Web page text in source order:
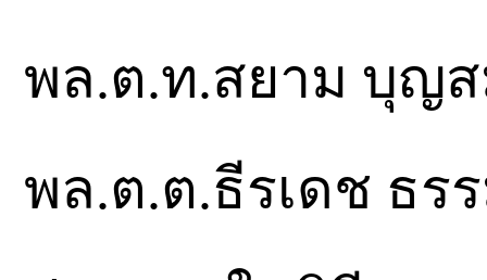
พล.ต.ท.สยาม บุญ
พล.ต.ต.ธีรเดช ธร